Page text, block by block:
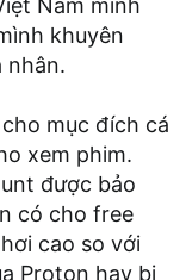
Nam mình
khuyên
nhân.
mục đích cá
xem phim.
được bảo
có cho free
cao so với
Proton hay bị